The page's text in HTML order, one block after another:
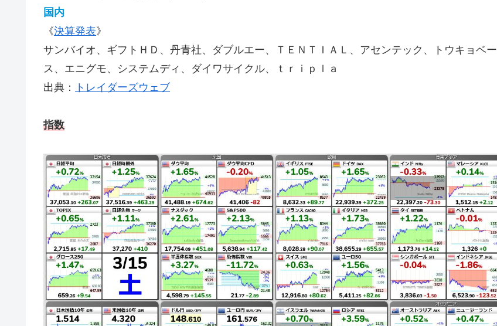
国内
《決算発表》
サンバイオ、ギフトＨＤ、丹青社、ダブルエー、ＴＥＮＴＩＡＬ、アセンテック、トウキョベー
ス、エニグモ、システムディ、ダイワサイクル、ｔｒｉｐｌａ
出典：
トレイダーズウェブ
指数